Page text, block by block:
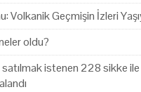
Volkanik Geçmişin İzleri
oldu?
satılmak istenen 228 sikke